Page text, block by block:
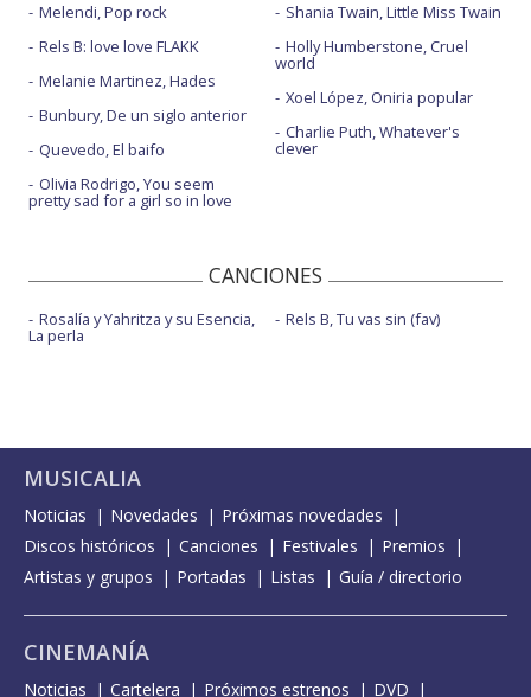
Melendi, Pop rock
Rels B: love love FLAKK
Melanie Martinez, Hades
Bunbury, De un siglo anterior
Quevedo, El baifo
Olivia Rodrigo, You seem
pretty sad for a girl so in love
Shania Twain, Little Miss Twain
Holly Humberstone, Cruel
world
Xoel López, Oniria popular
Charlie Puth, Whatever's
clever
CANCIONES
Rosalía y Yahritza y su Esencia,
La perla
Rels B, Tu vas sin (fav)
MUSICALIA
Noticias Novedades
Próximas novedades
Discos históricos
Canciones Festivales
Premios
Artistas y grupos
Portadas Listas Guía / directorio
CINEMANÍA
Noticias Cartelera Próximos estrenos
DVD